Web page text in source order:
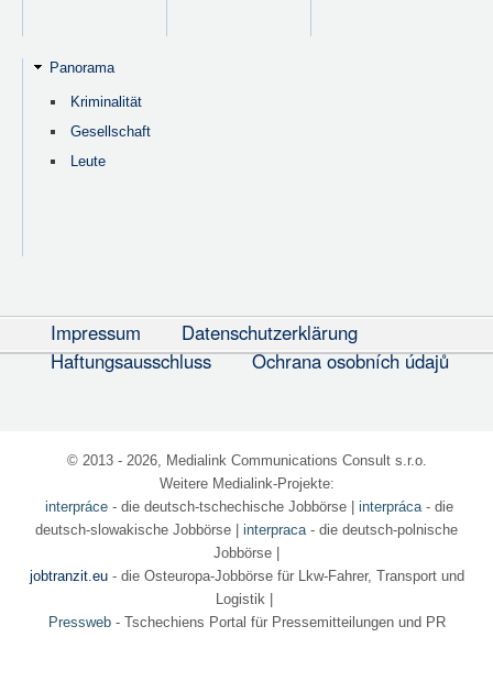
Panorama
Kriminalität
Gesellschaft
Leute
Impressum
Datenschutzerklärung
Haftungsausschluss
Ochrana osobních údajů
© 2013 - 2026, Medialink Communications Consult s.r.o.
Weitere Medialink-Projekte:
interpráce- die deutsch-tschechische Jobbörse| interpráca- die
deutsch-slowakische Jobbörse | interpraca- die deutsch-polnische
Jobbörse |
jobtranzit.eu- die Osteuropa-Jobbörse für Lkw-Fahrer, Transport und
Logistik |
Pressweb- Tschechiens Portal für Pressemitteilungen und PR